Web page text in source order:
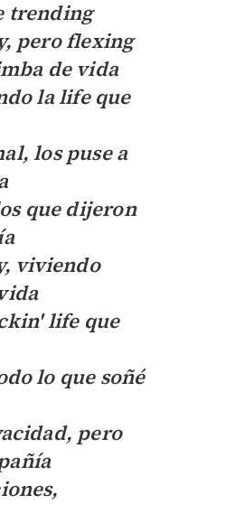
trending
pero flexing
de vida
la life que
los puse a
que dijeron
viviendo
life que
lo que soñé
pero